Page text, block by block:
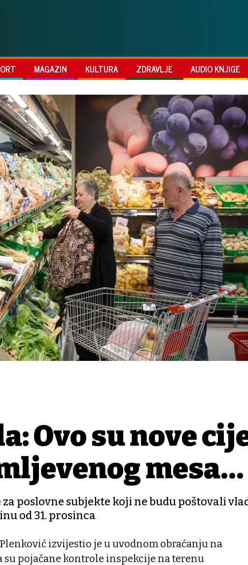
MAGAZIN KULTURA ZDRAVLJE AUDIO KNJIGE
Ovo su nove
mesa…
poslovne subjekte koji ne budu poštovali
od 31. prosinca
izvijestio je u uvodnom obraćanju na
su pojačane kontrole inspekcije na terenu